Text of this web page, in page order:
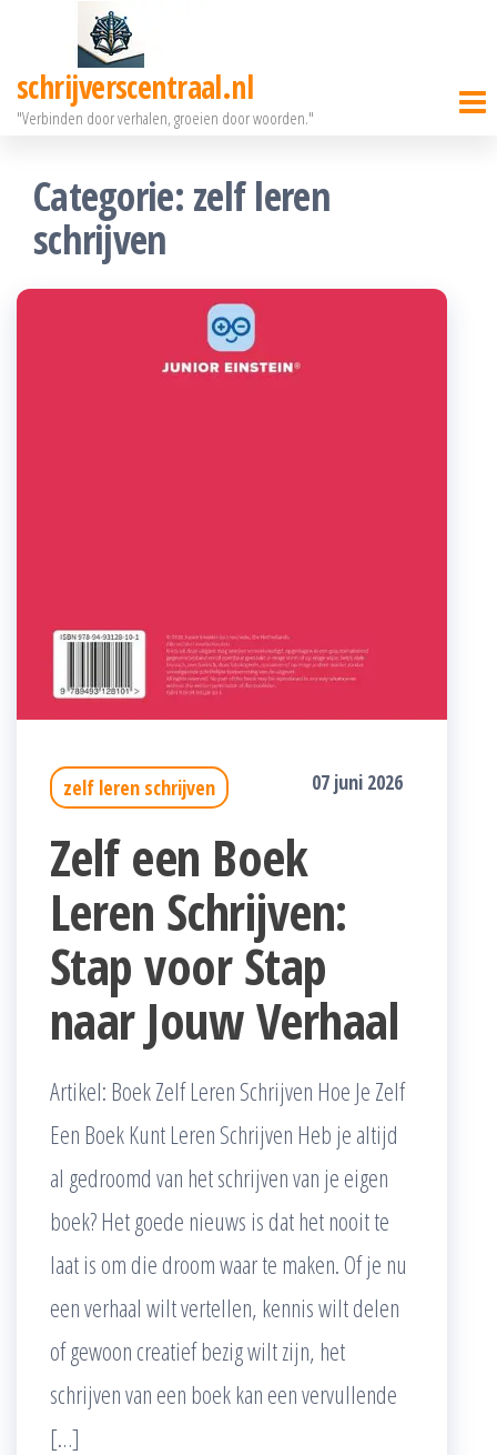
deschrijverscentraal.nl
"Verbinden door verhalen, groeien door woorden."
Categorie: zelf leren
schrijven
zelf leren schrijven 07 juni 2026
Zelf een Boek
Leren Schrijven:
Stap voor Stap
naar Jouw Verhaal
Artikel: Boek Zelf Leren Schrijven Hoe Je Zelf
Een Boek Kunt Leren Schrijven Heb je altijd
al gedroomd van het schrijven van je eigen
boek? Het goede nieuws is dat het nooit te
laat is om die droom waar te maken. Of je nu
een verhaal wilt vertellen, kennis wilt delen
of gewoon creatief bezig wilt zijn, het
schrijven van een boek kan een vervullende
[…]